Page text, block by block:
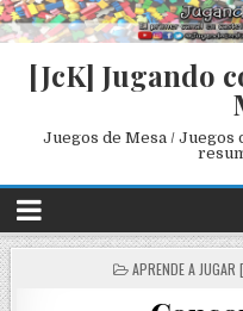
[JcK] Jugando
Juegos de Mesa /
P
APRENDE A